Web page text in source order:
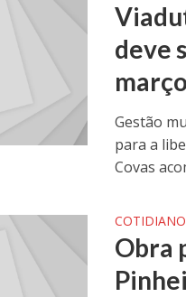
deve
Gestão
para a
Covas
COTIDIANO
Obra